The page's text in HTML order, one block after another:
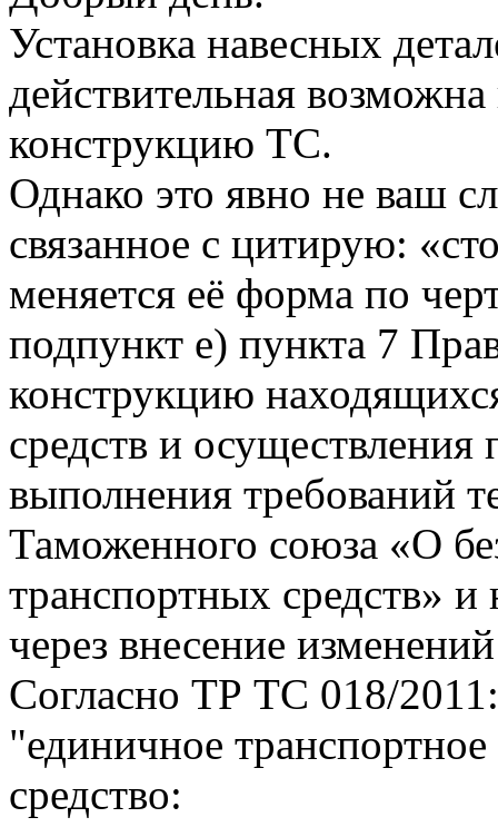
Установка навесных
действительная
конструкцию ТС.
Однако это явно не ваш
связанное с цитирую:
меняется её форма по
подпункт е) пункта 7
конструкцию
средств и
выполнения требований
Таможенного союза «О
транспортных средств»
через внесение
Согласно ТР ТС 018/2011:
"единичное
средство: